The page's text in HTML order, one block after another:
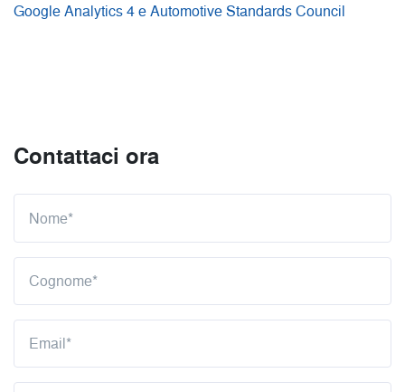
Google Analytics 4 e Automotive Standards Council
Contattaci ora